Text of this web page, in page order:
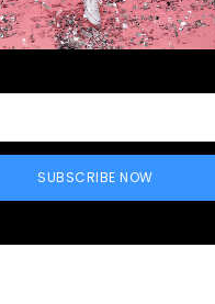
SUBSCRIBE NOW